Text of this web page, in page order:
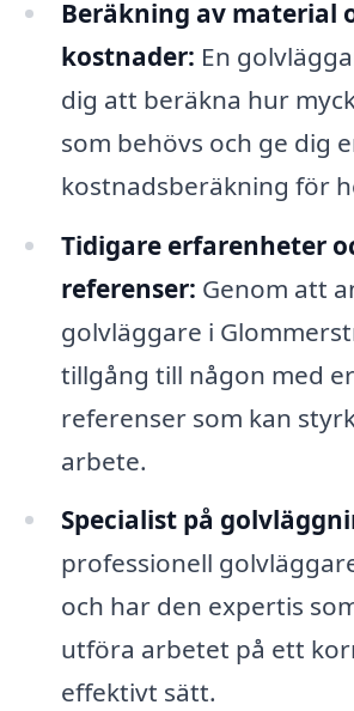
Beräkning av material
kostnader: En
dig att beräkna hur
som behövs och ge dig
kostnadsberäkning för
Tidigare erfarenheter
referenser: Genom att
golvläggare i
tillgång till någon med
referenser som kan
arbete.
Specialist på
professionell
och har den expertis
utföra arbetet på ett
effektivt sätt.